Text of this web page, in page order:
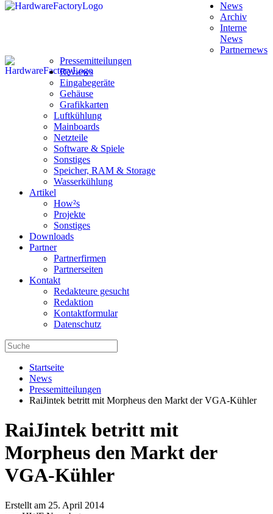
News
Archiv
Interne
News
Partnernews
Pressemitteilungen
Reviews
Eingabegeräte
Gehäuse
Grafikkarten
Luftkühlung
Mainboards
Netzteile
Software & Spiele
Sonstiges
Speicher, RAM & Storage
Wasserkühlung
Artikel
How²s
Projekte
Sonstiges
Downloads
Partner
Partnerfirmen
Partnerseiten
Kontakt
Redakteure gesucht
Redaktion
Kontaktformular
Datenschutz
Startseite
News
Pressemitteilungen
RaiJintek betritt mit Morpheus den Markt der VGA-Kühler
RaiJintek betritt mit
Morpheus den Markt der
VGA-Kühler
Erstellt am 25. April 2014